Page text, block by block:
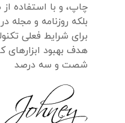
چاپ، و با استفاده
بلکه روزنامه و
برای شرایط فعلی
هدف بهبود ابزارهای
شصت و سه درصد